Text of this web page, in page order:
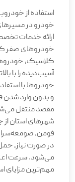
استفاده از
خودرو در
ارائه خدمات
خودروهای صفر
کلاسیک،
آسیب‌دیده را با
خودروها با
و بدون وارد شدن
مقصد منتقل
شهرهای استان از
فومن،
در صورت نیاز،
می‌شود. سرعت
مهم‌ترین مزایای